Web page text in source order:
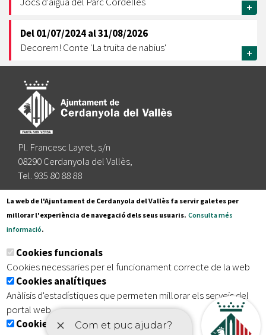
+
Del01/07/2024al31/08/2026
Decorem! Conte 'La truita de nabius'
+
Pl. Francesc Layret, s/n
08290 Cerdanyola del Vallès,
Tel. 935 80 88 88
Segueix-nos a:
Subscriu-te al nostre butlletí
Inici | Avís legal | Protecció de dades
| Accessibilitat
La web de l'Ajuntament de Cerdanyola del Vallès fa servir galetes per
millorar l'experiència de navegació dels seus usuaris. Consulta més
informació.
Cookies funcionals
Cookies necessaries per el funcionament correcte de la web
Cookies analítiques
Anàlisis d'estadístiques que permeten millorar els serveis del
portal web
Cookies publicitàries